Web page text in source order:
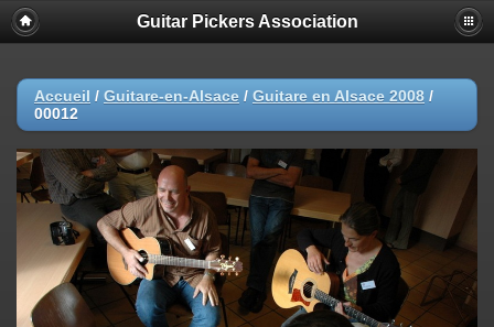
Guitar Pickers Association
Accueil / Guitare-en-Alsace / Guitare en Alsace 2008 /
00012